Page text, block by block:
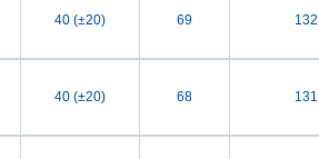
40 (±20) 69 132
40 (±20) 68 131